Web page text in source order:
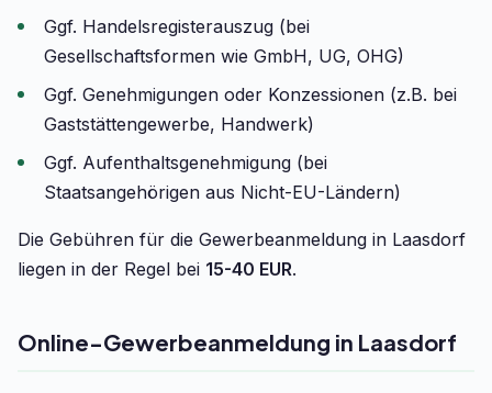
Ggf. Handelsregisterauszug (bei
Gesellschaftsformen wie GmbH, UG, OHG)
Ggf. Genehmigungen oder Konzessionen (z.B. bei
Gaststättengewerbe, Handwerk)
Ggf. Aufenthaltsgenehmigung (bei
Staatsangehörigen aus Nicht-EU-Ländern)
Die Gebühren für die Gewerbeanmeldung in Laasdorf
liegen in der Regel bei 15-40 EUR.
Online-Gewerbeanmeldung in Laasdorf